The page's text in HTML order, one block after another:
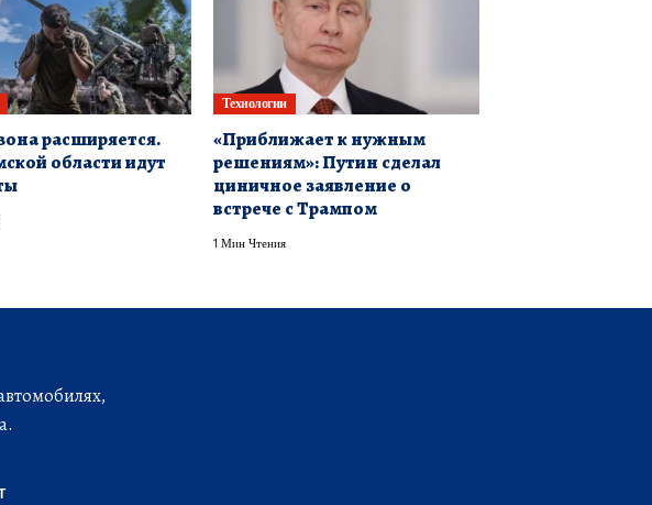
расширяется.
области идут
Технологии
«Приближает к нужным
решениям»: Путин сделал
циничное заявление о
встрече с Трампом
1 Мин Чтения